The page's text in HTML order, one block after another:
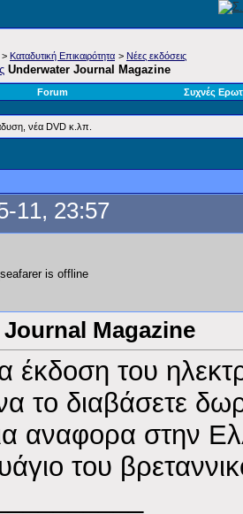
> Καταδυτική Επικαιρότητα > Νέες εκδόσεις
Underwater Journal Magazine
Forum Συχνές
νέα DVD κ.λπ.
11, 23:57
Magazine
έκδοση του
το διαβάσετε
αναφορα στην
του